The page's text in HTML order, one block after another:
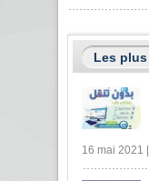
Les
16 mai 2021 |